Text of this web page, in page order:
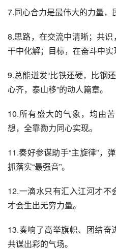
7.同心合力是最伟大的力量，
8.思路，在交流中清晰；共
干中化解；目标，在奋斗中实
9.总能迸发“比铁还硬，比钢
心齐，泰山移”的动人篇章。
10.所有盛大的气象，均由
想，全靠勠力同心实现。
11.奏好参谋助手“主旋律”，
抓落实“最强音”。
12.一滴水只有汇入江河才
才会生出无穷力量。
13.奏响了高举旗帜、团结奋
共谋出彩的气场。